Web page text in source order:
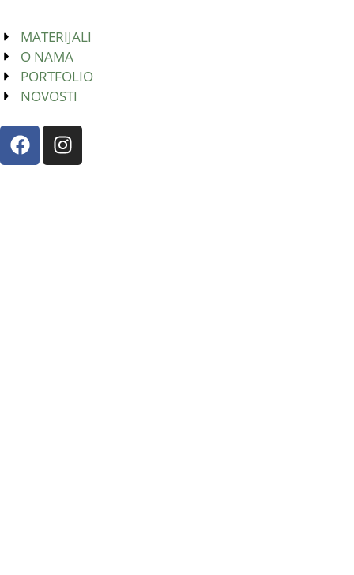
MATERIJALI
O NAMA
PORTFOLIO
NOVOSTI